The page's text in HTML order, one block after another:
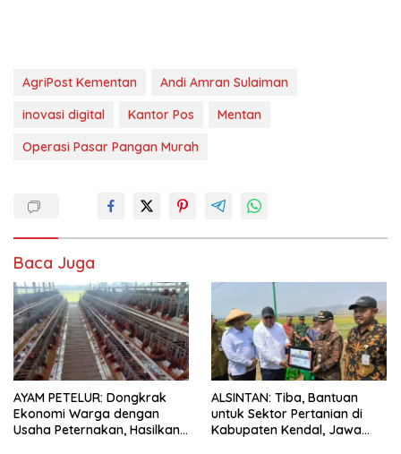
AgriPost Kementan
Andi Amran Sulaiman
inovasi digital
Kantor Pos
Mentan
Operasi Pasar Pangan Murah
Baca Juga
AYAM PETELUR: Dongkrak
Ekonomi Warga dengan
Usaha Peternakan, Hasilkan
ALSINTAN: Tiba, Bantuan
untuk Sektor Pertanian di
Kabupaten Kendal, Jawa